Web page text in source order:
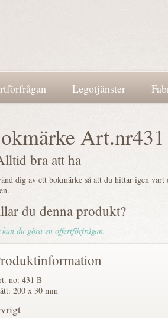
Legotjänster
bra att ha
dig av ett bokmärke så att du hittar igen vart
du denna produkt?
du göra en offertförfrågan.
no: 431 B
200 x 30 mm